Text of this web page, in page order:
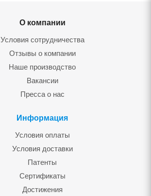
О компании
Условия сотрудничества
Отзывы о компании
Наше производство
Вакансии
Пресса о нас
Информация
Условия оплаты
Условия доставки
Патенты
Сертификаты
Достижения